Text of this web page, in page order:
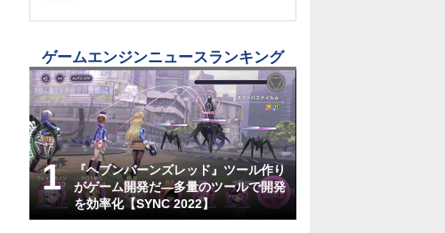
ゲームエンジンニュースランキング
『ヘブンバーンズレッド』ツール作り
がゲーム開発だ―多量のツールで開発
を効率化【SYNC 2022】